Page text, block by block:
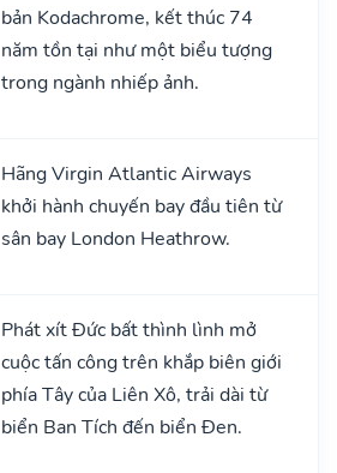
bản Kodachrome, kết thúc 74
năm tồn tại như một biểu tượng
trong ngành nhiếp ảnh.
Hãng Virgin Atlantic Airways
khởi hành chuyến bay đầu tiên từ
sân bay London Heathrow.
Phát xít Đức bất thình lình mở
cuộc tấn công trên khắp biên giới
phía Tây của Liên Xô, trải dài từ
biển Ban Tích đến biển Đen.